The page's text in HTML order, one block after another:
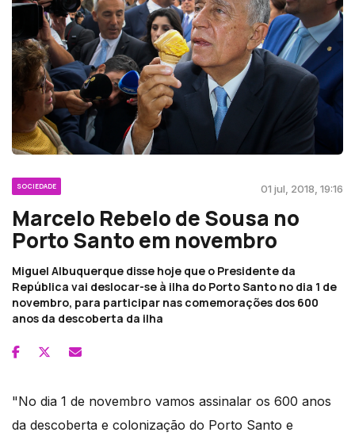
SOCIEDADE 01 jul, 2018, 19:16
Marcelo Rebelo de Sousa no
Porto Santo em novembro
Miguel Albuquerque disse hoje que o Presidente da
República vai deslocar-se à ilha do Porto Santo no dia 1 de
novembro, para participar nas comemorações dos 600
anos da descoberta da ilha
"No dia 1 de novembro vamos assinalar os 600 anos
da descoberta e colonização do Porto Santo e